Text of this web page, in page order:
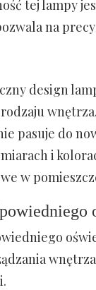
tej lampy
na
design
pasuje do
i
w